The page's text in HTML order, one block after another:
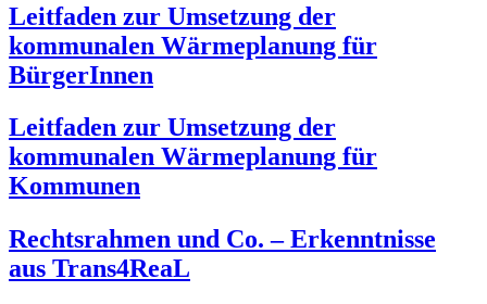
Leitfaden zur Umsetzung der
kommunalen Wärmeplanung für
BürgerInnen
Leitfaden zur Umsetzung der
kommunalen Wärmeplanung für
Kommunen
Rechtsrahmen und Co. – Erkenntnisse
aus Trans4ReaL